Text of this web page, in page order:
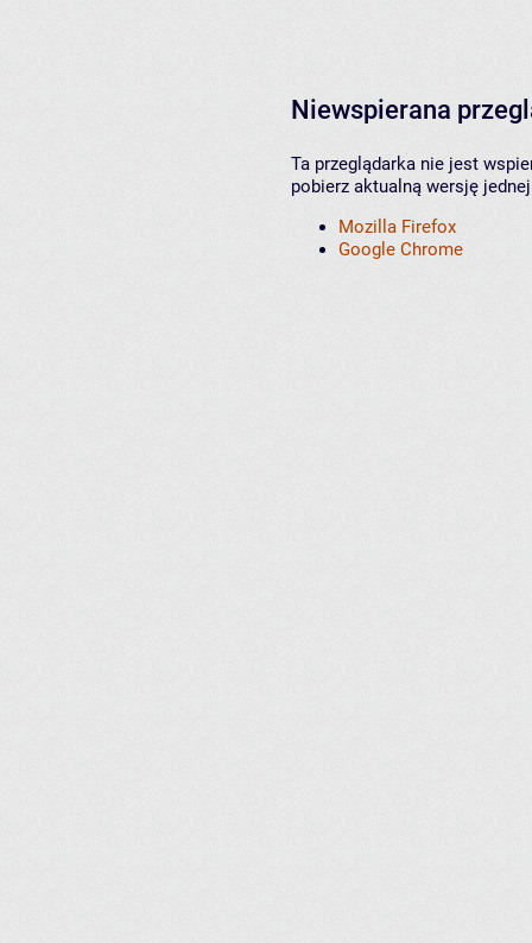
Niewspierana
Ta przeglądarka nie jest
pobierz aktualną wersję
Mozilla Firefox
Google Chrome